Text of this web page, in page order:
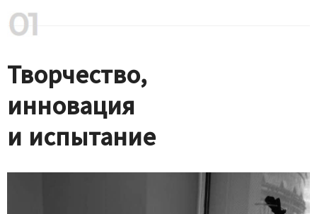
Творчество,
инновация
и испытание